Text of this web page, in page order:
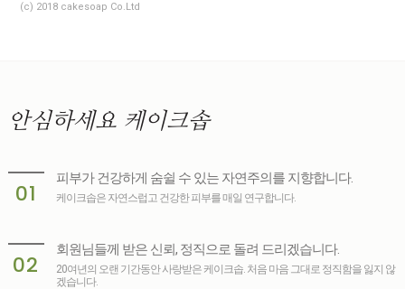
(c) 2018 cakesoap Co.Ltd
안심하세요 케이크솝
01
피부가 건강하게 숨쉴 수 있는 자연주의를 지향합니다.
케이크솝은 자연스럽고 건강한 피부를 매일 연구합니다.
02
회원님들께 받은 신뢰, 정직으로 돌려 드리겠습니다.
20여년의 오랜 기간동안 사랑받은 케이크솝. 처음 마음 그대로 정직함을 잃지 않
겠습니다.